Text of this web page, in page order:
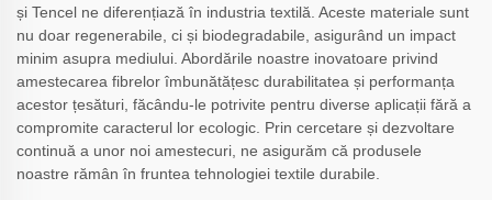
și Tencel ne diferențiază în industria textilă. Aceste materiale sunt
nu doar regenerabile, ci și biodegradabile, asigurând un impact
minim asupra mediului. Abordările noastre inovatoare privind
amestecarea fibrelor îmbunătățesc durabilitatea și performanța
acestor țesături, făcându-le potrivite pentru diverse aplicații fără a
compromite caracterul lor ecologic. Prin cercetare și dezvoltare
continuă a unor noi amestecuri, ne asigurăm că produsele
noastre rămân în fruntea tehnologiei textile durabile.